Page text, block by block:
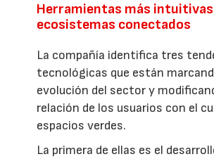
Herramientas más
ecosistemas conectados
La compañía identifica tres
tecnológicas que están
evolución del sector y
relación de los usuarios con el
espacios verdes.
La primera de ellas es el